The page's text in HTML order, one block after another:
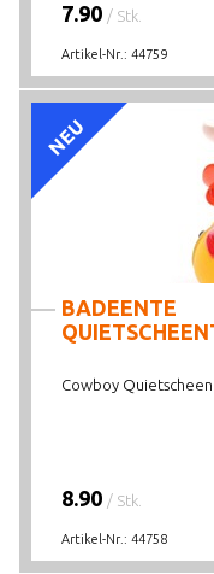
7.90 / Stk.
Artikel-Nr.: 44759
NEU
BADEENTE
Cowboy
8.90 / Stk.
Artikel-Nr.: 44758